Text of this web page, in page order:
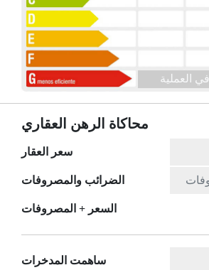
في العملية
محاكاة الرهن العقاري
سعر العقار
الضرائب والمصروفات
السعر + المصروفات
ساهمت المدخرات